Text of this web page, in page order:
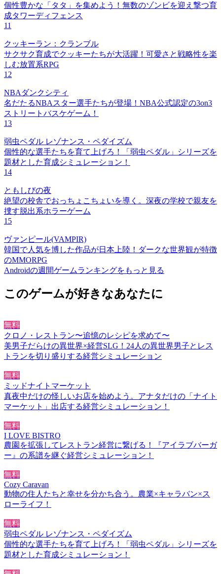
個性豊かな「タタ」を集めよう！無数のゾンビを迎え撃つ育
成タワーディフェンス
11
クッキーラン：クランブル
サクサク育成でクッキーたちが大活躍！可愛さと戦略性を楽
しむ放置系RPG
12
NBAダンクシティ
名だたるNBAスター選手たちが登場！NBA公式認定の3on3
ストリートバスケゲーム！
13
弱虫ペダル レゾナンス・ペダイズム
個性的な選手たちを育て上げろ！「弱虫ペダル」シリーズを
題材とした育成シミュレーション！
14
ともしびの夜
絶望の校舎でおっちょこちょいを導く。深夜の学校で親友を
捜す脱出系ホラーゲーム
15
ヴァンピール(VAMPIR)
韓国で人気を博した作品が日本上陸！ダークな世界観が特徴
のMMORPG
Androidの週間ゲームランキングをもっと見る
このゲームが好きなあなたに
無料
クロノ・レストラン〜追憶のレシピを求めて〜
美男子だらけの異世界×経営SLG！24人の異世界男子とレス
トランを切り盛りする経営シミュレーション
無料
ミッドナイトマーケット
真夜中だけの怪しいお店を始めよう。アナタだけの「ナイト
マーケット」出店する経営シミュレーション！
無料
I LOVE BISTRO
農園を拡張してレストラン経営に繋げる！『アイラブバーガ
ー』の系譜を継ぐ経営シミュレーション！
無料
Cozy Caravan
動物の住人たちと幸せを分かち合う。農業×キャラバン×ス
ローライフ！
無料
弱虫ペダル レゾナンス・ペダイズム
個性的な選手たちを育て上げろ！「弱虫ペダル」シリーズを
題材とした育成シミュレーション！